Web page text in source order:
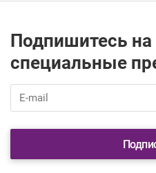
Подпишитесь на
специальные